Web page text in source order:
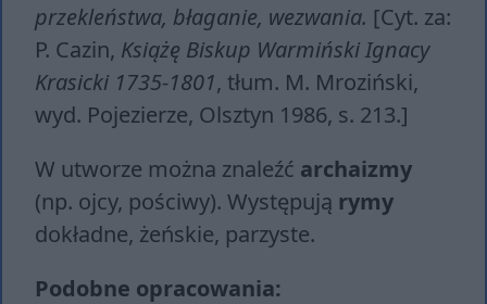
przekleństwa, błaganie, wezwania. [Cyt. za:
P. Cazin, Książę Biskup Warmiński Ignacy
Krasicki 1735-1801, tłum. M. Mroziński,
wyd. Pojezierze, Olsztyn 1986, s. 213.]
W utworze można znaleźć archaizmy
(np. ojcy, pościwy). Występują rymy
dokładne, żeńskie, parzyste.
Podobne opracowania: